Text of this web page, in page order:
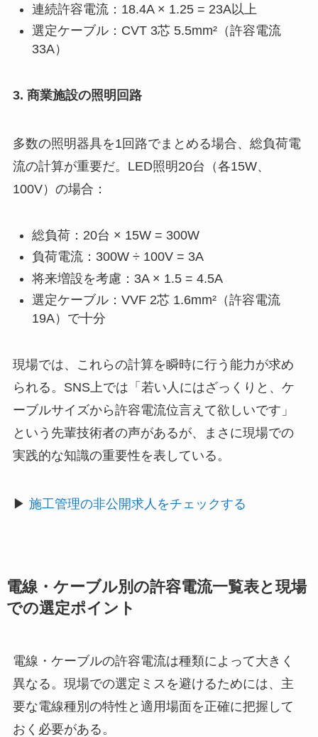
連続許容電流：18.4A × 1.25 = 23A以上
選定ケーブル：CVT 3芯 5.5mm²（許容電流
33A）
3. 商業施設の照明回路
多数の照明器具を1回路でまとめる場合、総負荷電
流の計算が重要だ。LED照明20台（各15W、
100V）の場合：
総負荷：20台 × 15W = 300W
負荷電流：300W ÷ 100V = 3A
将来増設を考慮：3A × 1.5 = 4.5A
選定ケーブル：VVF 2芯 1.6mm²（許容電流
19A）で十分
現場では、これらの計算を瞬時に行う能力が求め
られる。SNS上では「若い人にはざっくりと、ケ
ーブルサイズから許容電流位言えて欲しいです」
という先輩技術者の声があるが、まさに現場での
実践的な知識の重要性を表している。
▶ 施工管理の非公開求人をチェックする
電線・ケーブル別の許容電流一覧表と現場
での選定ポイント
電線・ケーブルの許容電流は種類によって大きく
異なる。現場での選定ミスを避けるためには、主
要な電線種別の特性と適用場面を正確に把握して
おく必要がある。